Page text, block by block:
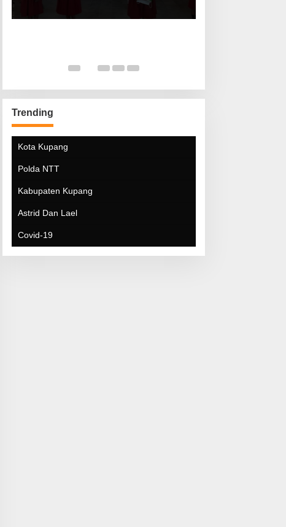
Trending
Kota Kupang
Polda NTT
Kabupaten Kupang
Astrid Dan Lael
Covid-19